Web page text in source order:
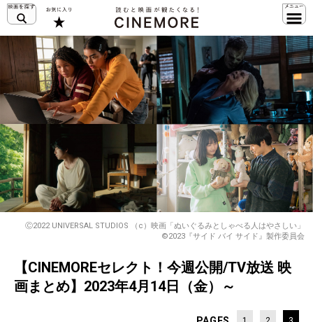
Ⓒ2022 UNIVERSAL STUDIOS （c）映画「ぬいぐるみとしゃべる人はやさしい」
©2023『サイド バイ サイド』製作委員会
【CINEMOREセレクト！今週公開/TV放送 映
画まとめ】2023年4月14日（金）～